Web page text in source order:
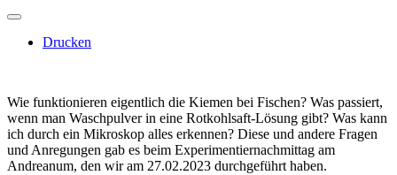
Drucken
Wie funktionieren eigentlich die Kiemen bei Fischen? Was passiert,
wenn man Waschpulver in eine Rotkohlsaft-Lösung gibt? Was kann
ich durch ein Mikroskop alles erkennen? Diese und andere Fragen
und Anregungen gab es beim Experimentiernachmittag am
Andreanum, den wir am 27.02.2023 durchgeführt haben.